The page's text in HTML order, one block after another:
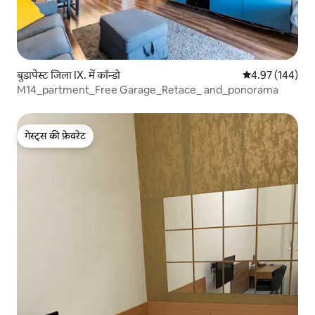
बुडापेस्ट जिला IX. में कॉन्डो औसत रेटिंग 5 में से
4.97 (144)
M14_partment_Free Garage_Retace_ and_ponorama
गेस्ट्स की फ़ेवरेट
गेस्ट्स की फ़ेवरेट